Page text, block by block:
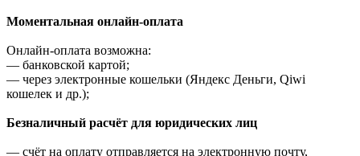
Моментальная онлайн-оплата
Онлайн-оплата возможна:
— банковской картой;
— через электронные кошельки (Яндекс Деньги, Qiwi
кошелек и др.);
Безналичный расчёт для юридических лиц
— счёт на оплату отправляется на электронную почту,